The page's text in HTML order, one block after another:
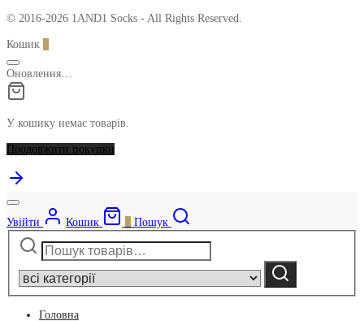
© 2016-2026 1AND1 Socks - All Rights Reserved.
Кошик
Оновлення…
У кошику немає товарів.
Продовжити покупки
Увійти Кошик
Пошук
Шукати:
category:
Шукати
Головна